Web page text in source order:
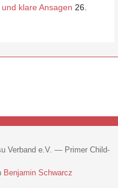
klare Ansagen 26.
Verband e.V. — Primer Child-
Benjamin Schwarcz